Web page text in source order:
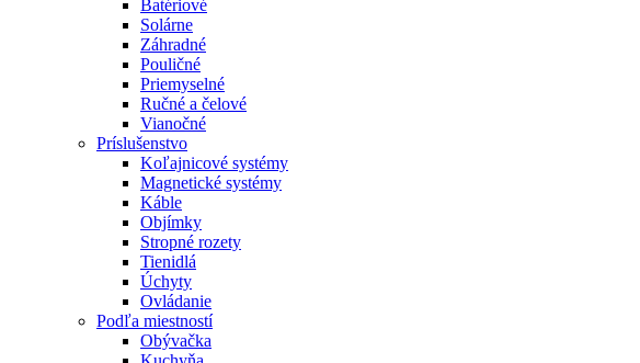
Batériové
Solárne
Záhradné
Pouličné
Priemyselné
Ručné a čelové
Vianočné
Príslušenstvo
Koľajnicové systémy
Magnetické systémy
Káble
Objímky
Stropné rozety
Tienidlá
Úchyty
Ovládanie
Podľa miestností
Obývačka